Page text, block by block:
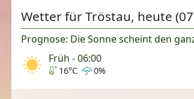
Wetter für Tröstau, heute
Prognose: Die Sonne scheint den
Früh - 06:00
16°C 0%